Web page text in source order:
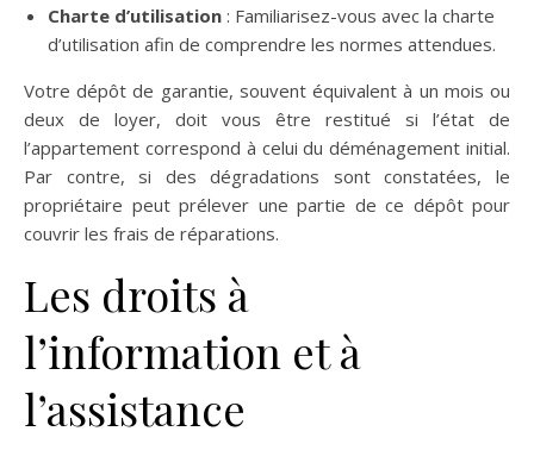
Charte d’utilisation : Familiarisez-vous avec la charte
d’utilisation afin de comprendre les normes attendues.
Votre dépôt de garantie, souvent équivalent à un mois ou
deux de loyer, doit vous être restitué si l’état de
l’appartement correspond à celui du déménagement initial.
Par contre, si des dégradations sont constatées, le
propriétaire peut prélever une partie de ce dépôt pour
couvrir les frais de réparations.
Les droits à
l’information et à
l’assistance